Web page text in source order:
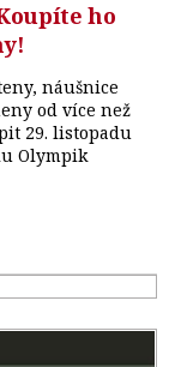
ho
náušnice
od více než
29. listopadu
Olympik